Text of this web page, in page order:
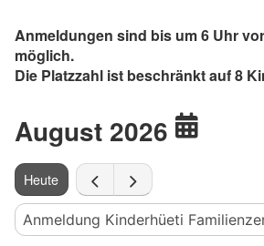
Anmeldungen sind bis um 6 Uhr
möglich.
Die Platzzahl ist beschränkt auf 8
August 2026
Heute